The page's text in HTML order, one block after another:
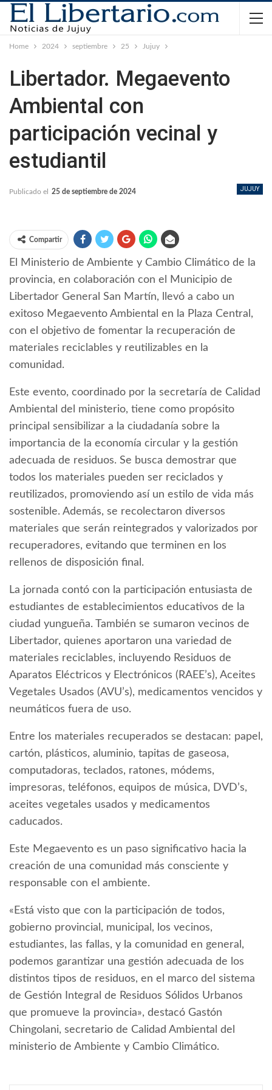
Home 2024 septiembre 25 Jujuy
Libertador. Megaevento
Ambiental con
participación vecinal y
estudiantil
JUJUY
Publicado el 25 de septiembre de 2024
Compartir
El Ministerio de Ambiente y Cambio Climático de la
provincia, en colaboración con el Municipio de
Libertador General San Martín, llevó a cabo un
exitoso Megaevento Ambiental en la Plaza Central,
con el objetivo de fomentar la recuperación de
materiales reciclables y reutilizables en la
comunidad.
Este evento, coordinado por la secretaría de Calidad
Ambiental del ministerio, tiene como propósito
principal sensibilizar a la ciudadanía sobre la
importancia de la economía circular y la gestión
adecuada de residuos. Se busca demostrar que
todos los materiales pueden ser reciclados y
reutilizados, promoviendo así un estilo de vida más
sostenible. Además, se recolectaron diversos
materiales que serán reintegrados y valorizados por
recuperadores, evitando que terminen en los
rellenos de disposición final.
La jornada contó con la participación entusiasta de
estudiantes de establecimientos educativos de la
ciudad yungueña. También se sumaron vecinos de
Libertador, quienes aportaron una variedad de
materiales reciclables, incluyendo Residuos de
Aparatos Eléctricos y Electrónicos (RAEE’s), Aceites
Vegetales Usados (AVU’s), medicamentos vencidos y
neumáticos fuera de uso.
Entre los materiales recuperados se destacan: papel,
cartón, plásticos, aluminio, tapitas de gaseosa,
computadoras, teclados, ratones, módems,
impresoras, teléfonos, equipos de música, DVD’s,
aceites vegetales usados y medicamentos
caducados.
Este Megaevento es un paso significativo hacia la
creación de una comunidad más consciente y
responsable con el ambiente.
«Está visto que con la participación de todos,
gobierno provincial, municipal, los vecinos,
estudiantes, las fallas, y la comunidad en general,
podemos garantizar una gestión adecuada de los
distintos tipos de residuos, en el marco del sistema
de Gestión Integral de Residuos Sólidos Urbanos
que promueve la provincia», destacó Gastón
Chingolani, secretario de Calidad Ambiental del
ministerio de Ambiente y Cambio Climático.